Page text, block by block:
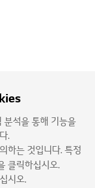
분석을 통해 기능을
.
하는 것입니다. 특정
클릭하십시오.
시오.